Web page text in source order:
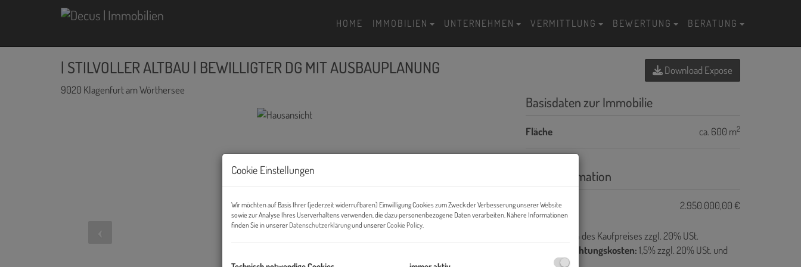
HOME IMMOBILIEN UNTERNEHMEN VERMITTLUNG BEWERTUNG BERATUNG
| STILVOLLER ALTBAU | BEWILLIGTER DG MIT AUSBAUPLANUNG
9020 Klagenfurt am Wörthersee
Download Expose
Basisdaten zur Immobilie
Fläche ca. 600 m2
Preisinformation
Kaufpreis: 2.950.000,00 €
3% des Kaufpreises zzgl. 20% USt.
Vertragserrichtungskosten:1,5% zzgl. 20% USt. und
Barauslagen
Cookie Einstellungen
Wir möchten auf Basis Ihrer (jederzeit widerrufbaren) Einwilligung Cookies zum Zweck der Verbesserung unserer Website
sowie zur Analyse Ihres Userverhaltens verwenden, die dazu personenbezogene Daten verarbeiten. Nähere Informationen
finden Sie in unserer Datenschutzerklärungund unsererCookie Policy